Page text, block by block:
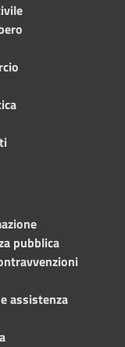
pubblica
assistenza